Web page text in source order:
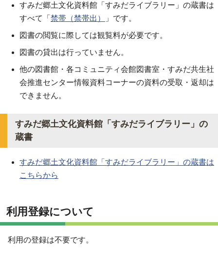
すみだ郷土文化資料館「すみだライブラリー」の蔵書は
すべて「 禁帯（禁帯出） 」です。
図書の閲覧に際しては観覧料が必要です。
図書の貸出は行っていません。
他の図書館・各コミュニティ会館図書室・すみだ共生社
会推進センター情報資料コーナーの資料の受取・返却は
できません。
すみだ郷土文化資料館「すみだライブラリー」の
蔵書
すみだ郷土文化資料館「すみだライブラリー」の蔵書は
こちらから
利用登録について
利用の登録は不要です。